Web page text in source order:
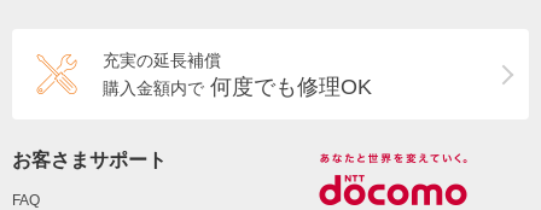
充実の延長補償
購入金額内で 何度でも修理OK
お客さまサポート
FAQ